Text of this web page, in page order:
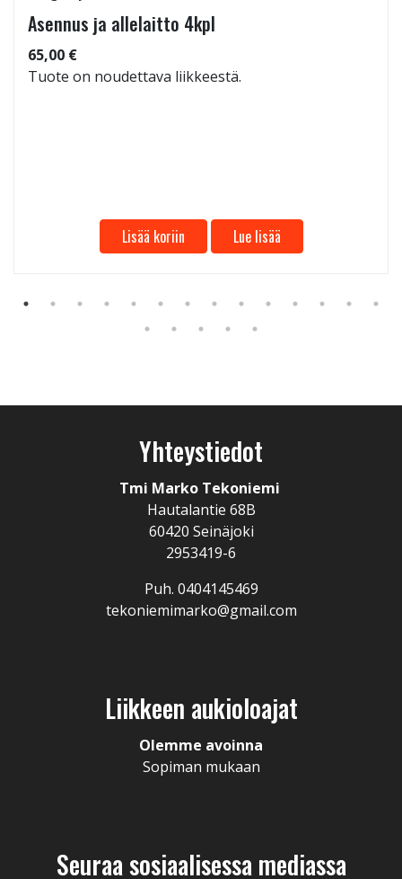
Asennus ja allelaitto 4kpl
65,00 €
Tuote on noudettava liikkeestä.
Lisää koriin Lue lisää
Yhteystiedot
Tmi Marko Tekoniemi
Hautalantie 68B
60420 Seinäjoki
2953419-6
Puh. 0404145469
tekoniemimarko@gmail.com
Liikkeen aukioloajat
Olemme avoinna
Sopiman mukaan
Seuraa sosiaalisessa mediassa